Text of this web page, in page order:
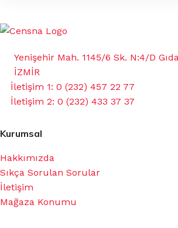
Yenişehir Mah. 1145/6 Sk. N:4/D
İZMİR
İletişim 1: 0 (232) 457 22 77
İletişim 2: 0 (232) 433 37 37
Kurumsal
Hakkımızda
Sıkça Sorulan Sorular
İletişim
Mağaza Konumu